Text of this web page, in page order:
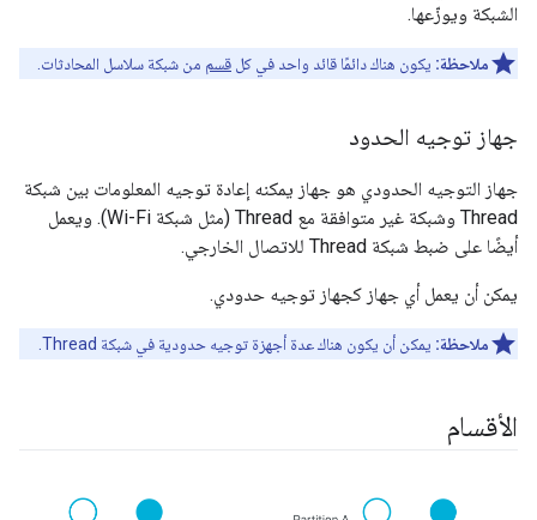
الشبكة ويوزّعها.
ملاحظة: يكون هناك دائمًا قائد واحد في كل قسم من شبكة سلاسل المحادثات.
جهاز توجيه الحدود
جهاز التوجيه الحدودي هو جهاز يمكنه إعادة توجيه المعلومات بين شبكة
Thread وشبكة غير متوافقة مع Thread (مثل شبكة Wi-Fi). ويعمل
أيضًا على ضبط شبكة Thread للاتصال الخارجي.
يمكن أن يعمل أي جهاز كجهاز توجيه حدودي.
ملاحظة: يمكن أن يكون هناك عدة أجهزة توجيه حدودية في شبكة Thread.
الأقسام